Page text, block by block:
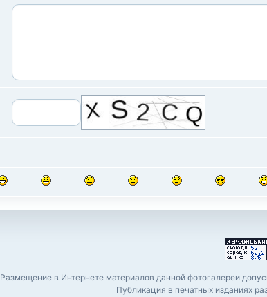
Размещение в Интернете материалов данной фотогалереи
Публикация в печатных изданиях